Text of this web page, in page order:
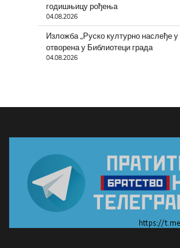
годишњицу рођења
04.08.2026
Изложба „Руско културно наслеђе у
отворена у Библиотеци града
04.08.2026